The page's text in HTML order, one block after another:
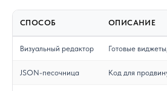
СПОСОБ ОПИСАНИЕ
Визуальный редактор Готовые
JSON-песочница Код для